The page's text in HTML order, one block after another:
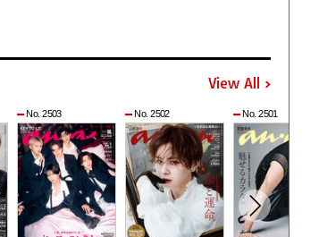
View All
No. 2503 No. 2502 No. 2501